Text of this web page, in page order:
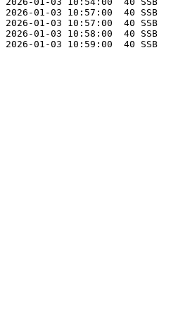
2026-01-03 10:57:00  40
2026-01-03 10:57:00  40
2026-01-03 10:58:00  40
2026-01-03 10:59:00  40